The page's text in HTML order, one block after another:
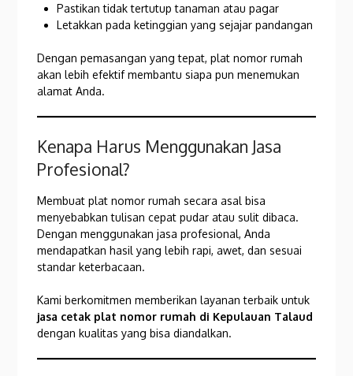
Pastikan tidak tertutup tanaman atau pagar
Letakkan pada ketinggian yang sejajar pandangan
Dengan pemasangan yang tepat, plat nomor rumah
akan lebih efektif membantu siapa pun menemukan
alamat Anda.
Kenapa Harus Menggunakan Jasa
Profesional?
Membuat plat nomor rumah secara asal bisa
menyebabkan tulisan cepat pudar atau sulit dibaca.
Dengan menggunakan jasa profesional, Anda
mendapatkan hasil yang lebih rapi, awet, dan sesuai
standar keterbacaan.
Kami berkomitmen memberikan layanan terbaik untuk
jasa cetak plat nomor rumah di Kepulauan Talaud
dengan kualitas yang bisa diandalkan.